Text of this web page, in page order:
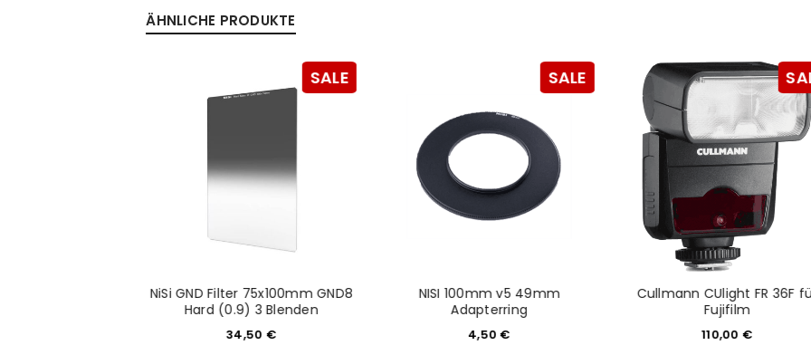
Anmeldeformular geschützt durch
Ich stimme zu
Ja, ich möchte ein
Datenschutzerklärung. *
REGISTRIEREN
ÄHNLICHE PRODUKTE
SALE
NiSi GND Filter 75x100mm GND8
Hard (0.9) 3 Blenden
34,50 €
SALE
NISI 100mm v5 49mm
Adapterring
4,50€
Cullmann CUlight FR 36F
Fujifilm
110,00 €